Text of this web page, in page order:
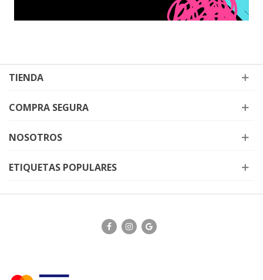
TIENDA
COMPRA SEGURA
NOSOTROS
ETIQUETAS POPULARES